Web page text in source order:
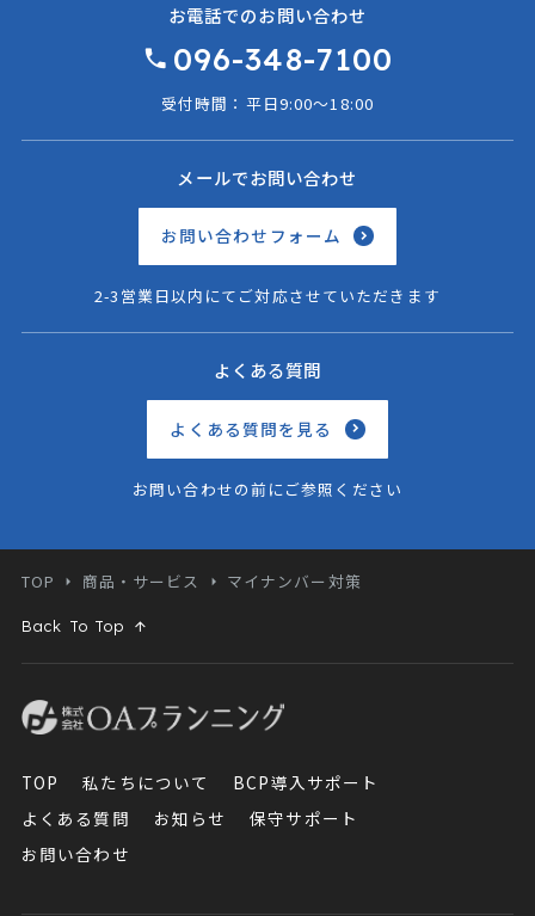
お電話でのお問い合わせ
096-348-7100
受付時間：平日9:00〜18:00
メールでお問い合わせ
お問い合わせフォーム
2-3営業日以内にてご対応させていただきます
よくある質問
よくある質問を見る
お問い合わせの前にご参照ください
TOP 商品・サービス マイナンバー対策
Back To Top
TOP 私たちについて
BCP導入サポート
よくある質問
お知らせ
保守サポート
お問い合わせ